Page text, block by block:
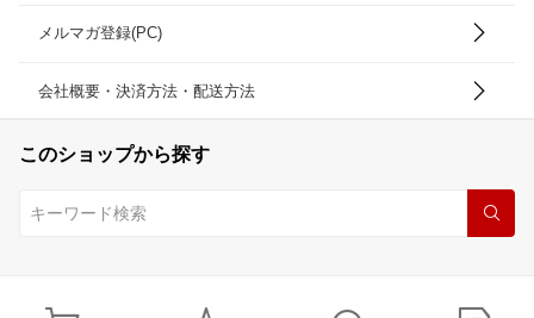
メルマガ登録(PC)
会社概要・決済方法・配送方法
このショップから探す